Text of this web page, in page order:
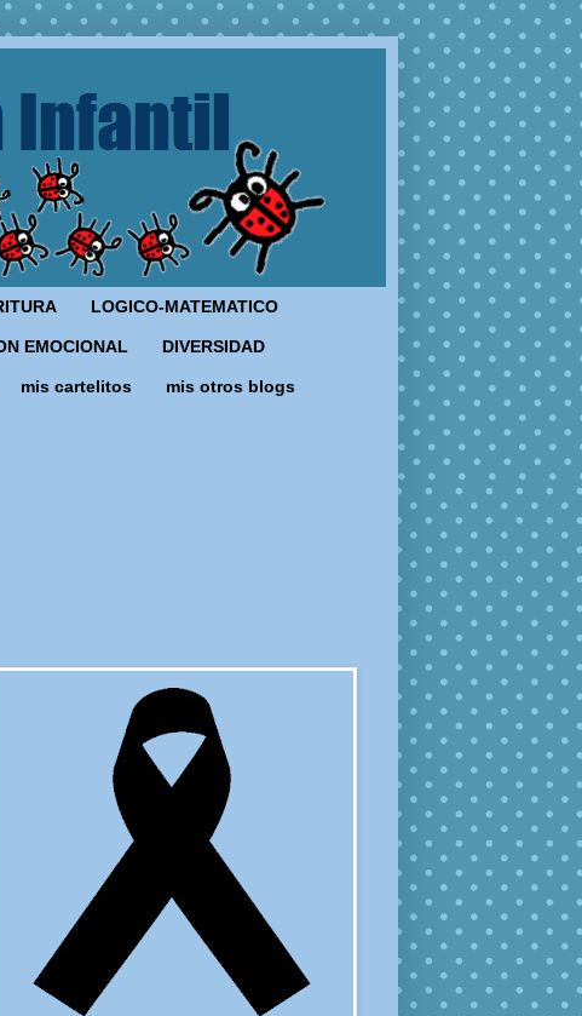
LOGICO-MATEMATICO
EMOCIONAL DIVERSIDAD
mis cartelitos mis otros blogs